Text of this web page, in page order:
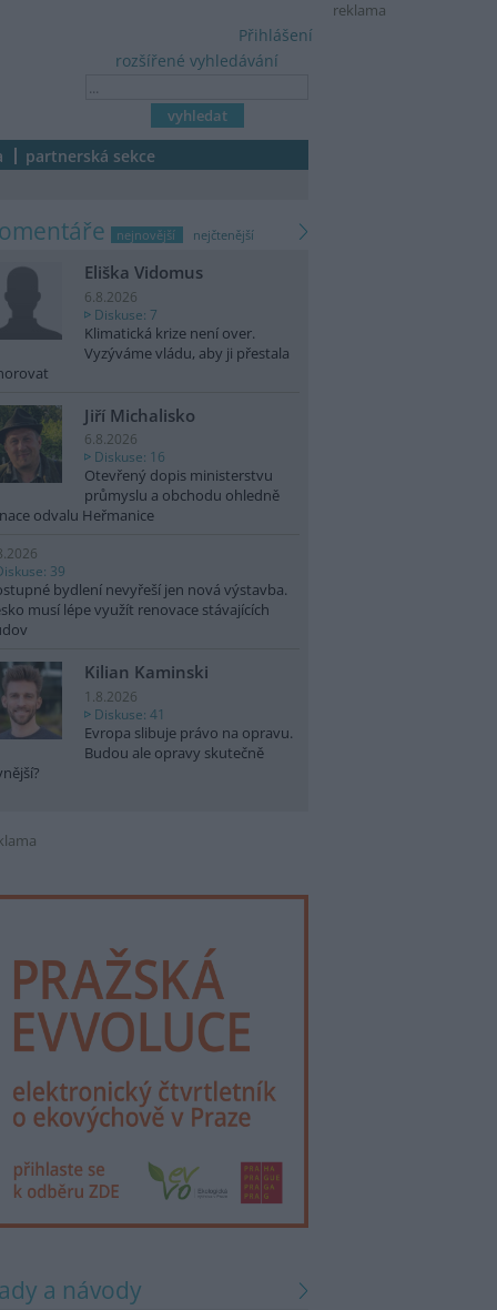
reklama
rozšířené vyhledávání
Přihlášení
partnerská sekce
nejnovější nejčtenější
Eliška Vidomus
6.8.2026
Diskuse: 7
Klimatická krize není over.
Vyzýváme vládu, aby ji přestala
Jiří Michalisko
6.8.2026
Diskuse: 16
Otevřený dopis ministerstvu
průmyslu a obchodu ohledně
odvalu Heřmanice
39
bydlení nevyřeší jen nová výstavba.
musí lépe využít renovace stávajících
Kilian Kaminski
1.8.2026
Diskuse: 41
Evropa slibuje právo na opravu.
Budou ale opravy skutečně
a návody